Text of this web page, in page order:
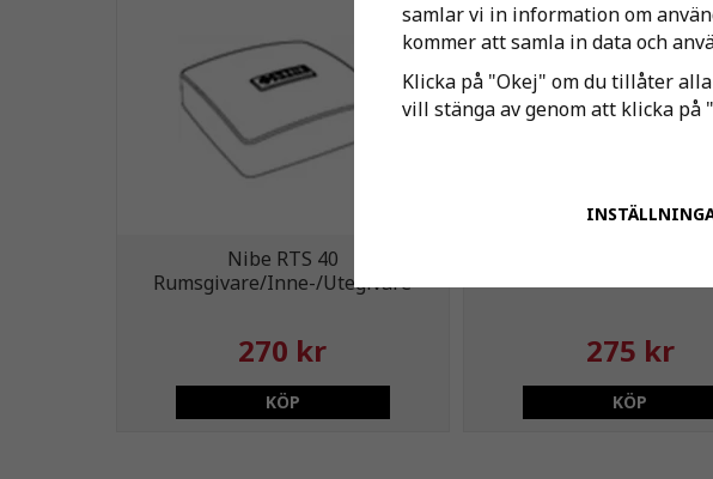
Nibe RTS 40
Rumsgivare/Inne-/Utegivare
270 kr
KÖP
Kundfavorit
275 kr
KÖP
samlar vi in information om
kommer att samla in data och
Klicka på "Okej" om du tillåter
vill stänga av genom att klicka